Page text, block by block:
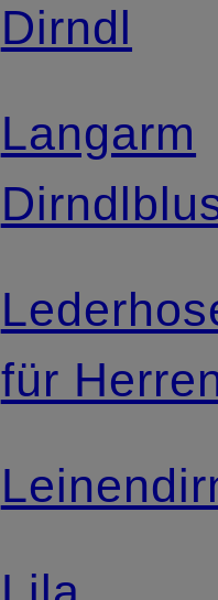
Dirndl
Langarm
für